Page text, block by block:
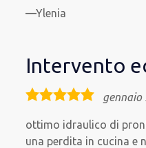
Ylenia
Intervento
5,0
gennaio
ottimo idraulico di
una perdita in cucina e